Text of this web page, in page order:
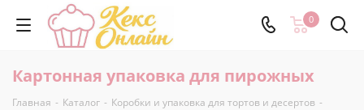
0
Картонная упаковка для пирожных
Главная - Каталог - Коробки и упаковка для тортов и десертов -